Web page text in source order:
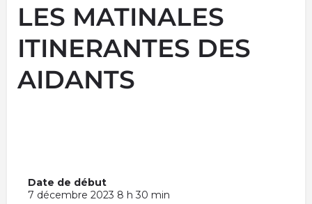
LES MATINALES
ITINERANTES DES
AIDANTS
Date de début
7 décembre 2023 8 h 30 min